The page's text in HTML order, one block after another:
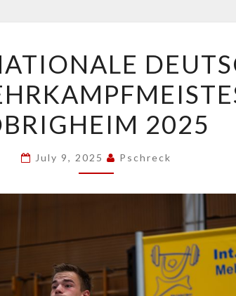
DEUTSCHE
OBRIGHEIM
2025
2025
July 9, 2025 Pschreck